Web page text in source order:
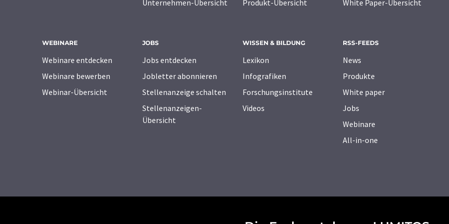
Unternehmen-Übersicht
Produkt-Übersicht
White Paper-Übersicht
WEBINARE
Webinare entdecken
Webinare bewerben
Webinar-Übersicht
JOBS
Jobs entdecken
Jobletter abonnieren
Stellenanzeige schalten
Stellenanzeigen-
Übersicht
WISSEN & BILDUNG
Lexikon
Infografiken
Forschungsinstitute
Videos
RSS-FEEDS
News
Produkte
White paper
Jobs
Webinare
All-in-one